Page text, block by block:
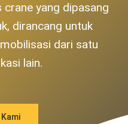
crane yang dipasang
dirancang untuk
dari satu
lain.